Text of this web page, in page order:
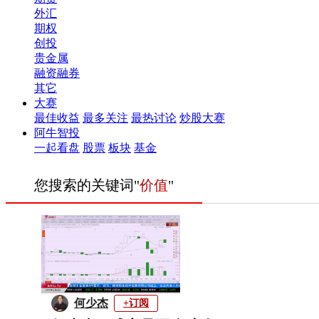
外汇
期权
创投
贵金属
融资融券
其它
大赛
最佳收益 最多关注 最热讨论 炒股大赛
阿牛智投
一起看盘 股票 板块 基金
您搜索的关键词"价值"
何少杰 +订阅